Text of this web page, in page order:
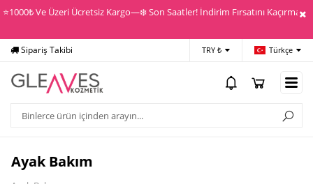
Ve Üzeri Ücretsiz Kargo—❄️ Son Saatler! İndirim Fırsatını Kaçırma!
Yardım Ödeme Bildirimi
TRY ₺ Türkçe
Ayak Bakım